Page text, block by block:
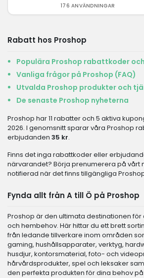
176 ANVÄNDNINGAR
Rabatt hos Proshop
Populära Proshop rabattkoder
Vanliga frågor på Proshop (FAQ)
Utvalda Proshop produkter och
De senaste Proshop nyheterna
Proshop har 11 rabatter och 5 aktiva
2026. I genomsnitt sparar våra Proshop
erbjudanden 35 kr.
Finns det inga rabattkoder eller
närvarandet? Börja prenumerera på vårt
notifierad när det finns tillgängliga
Fynda allt från A till Ö på Proshop
Proshop är den ultimata destinationen
och hembehov. Här hittar du ett brett
från ledande tillverkare inom områden
gaming, hushållsapparater, verktyg,
husdjur, kontorsmaterial, foto- och
hårvårdsprodukter, spel och leksaker
den perfekta produkten för dina behov